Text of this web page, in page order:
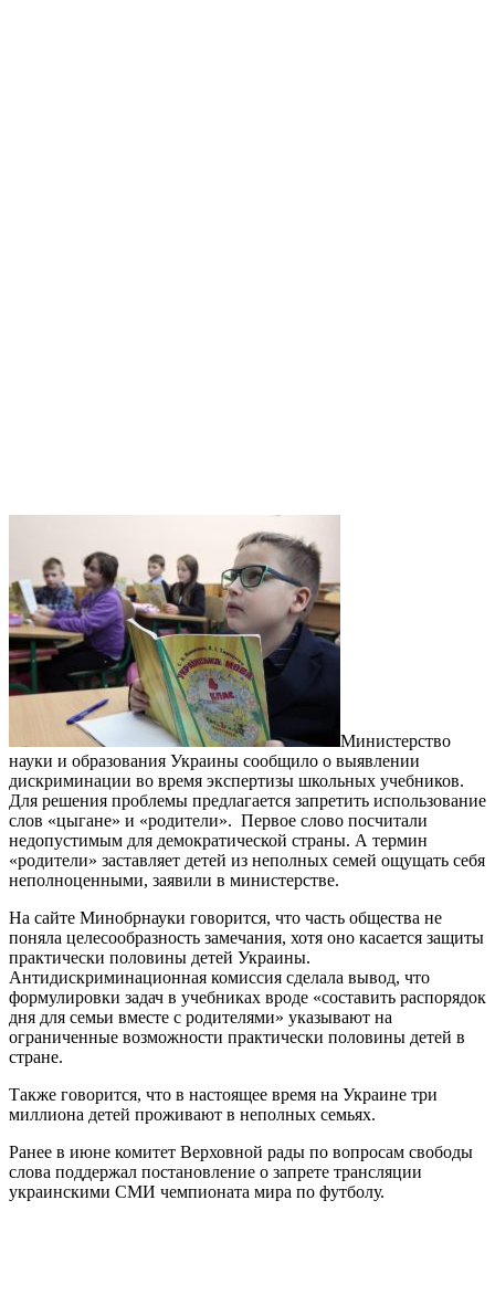
Министерство
науки и образования Украины сообщило о выявлении
дискриминации во время экспертизы школьных учебников.
Для решения проблемы предлагается запретить использование
слов «цыгане» и «родители». Первое слово посчитали
недопустимым для демократической страны. А термин
«родители» заставляет детей из неполных семей ощущать себя
неполноценными, заявили в министерстве.
На сайте Минобрнауки говорится, что часть общества не
поняла целесообразность замечания, хотя оно касается защиты
практически половины детей Украины.
Антидискриминационная комиссия сделала вывод, что
формулировки задач в учебниках вроде «составить распорядок
дня для семьи вместе с родителями» указывают на
ограниченные возможности практически половины детей в
стране.
Также говорится, что в настоящее время на Украине три
миллиона детей проживают в неполных семьях.
Ранее в июне комитет Верховной рады по вопросам свободы
слова поддержал постановление о запрете трансляции
украинскими СМИ чемпионата мира по футболу.